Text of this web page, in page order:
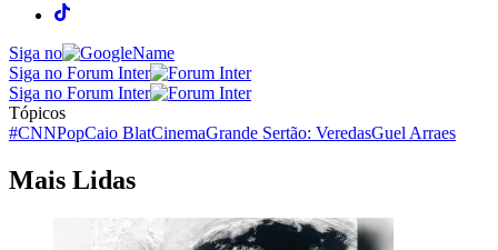
Siga no
Siga no Forum Inter
Siga no Forum Inter
Tópicos
#CNNPopCaio BlatCinemaGrande Sertão: VeredasGuel Arraes
Mais Lidas